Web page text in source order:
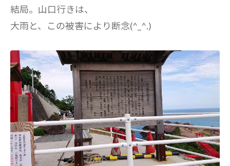
結局。山口行きは、
大雨と、この被害により断念(^_^.)